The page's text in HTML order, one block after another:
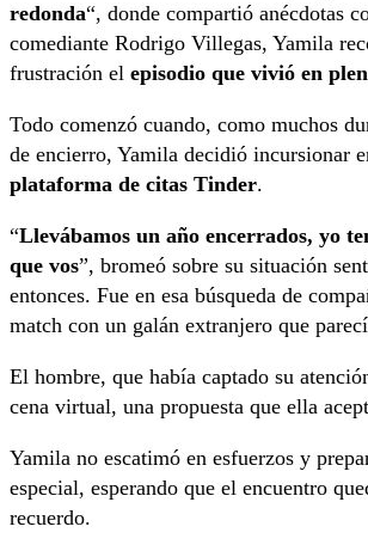
redonda“, donde compartió anécdotas
comediante Rodrigo Villegas, Yamila
frustración el episodio que vivió en
Todo comenzó cuando, como muchos
de encierro, Yamila decidió incursionar
plataforma de citas Tinder.
“Llevábamos un año encerrados, yo
que vos”, bromeó sobre su situación
entonces. Fue en esa búsqueda de
match con un galán extranjero que
El hombre, que había captado su
cena virtual, una propuesta que ella
Yamila no escatimó en esfuerzos y
especial, esperando que el encuentro
recuerdo.